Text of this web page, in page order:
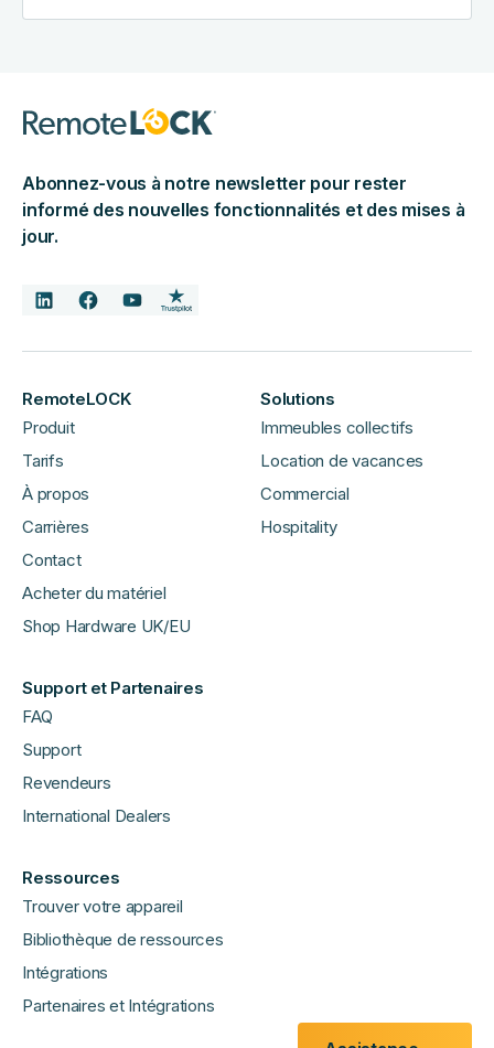
Abonnez-vous à notre newsletter pour rester
informé des nouvelles fonctionnalités et des mises à
jour.
RemoteLOCK
Produit
Tarifs
À propos
Carrières
Contact
Acheter du matériel
Shop Hardware UK/EU
Solutions
Immeubles collectifs
Location de vacances
Commercial
Hospitality
Support et Partenaires
FAQ
Support
Revendeurs
International Dealers
Ressources
Trouver votre appareil
Bibliothèque de ressources
Intégrations
Partenaires et Intégrations